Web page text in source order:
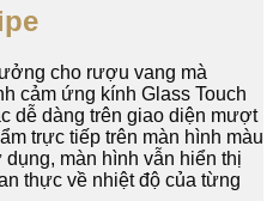
cho rượu vang mà
cảm ứng kính Glass Touch
dễ dàng trên giao diện mượt
trực tiếp trên màn hình màu
màn hình vẫn hiển thị
thực về nhiệt độ của từng